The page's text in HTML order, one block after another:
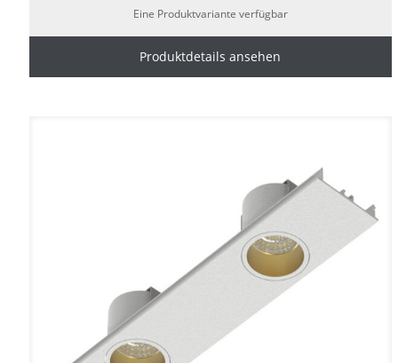
Eine Produktvariante verfügbar
Produktdetails ansehen